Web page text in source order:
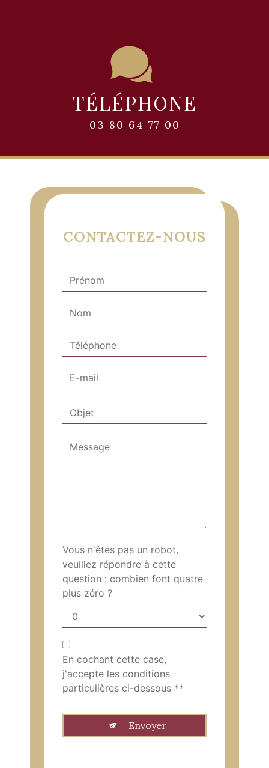
TÉLÉPHONE
03 80 64 77 00
CONTACTEZ-NOUS
Vous n'êtes pas un robot,
veuillez répondre à cette
question : combien font quatre
plus zéro ?
En cochant cette case,
j'accepte les conditions
particulières ci-dessous **
Envoyer